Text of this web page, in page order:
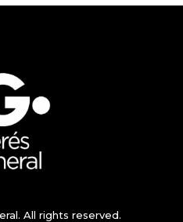
All rights reserved.